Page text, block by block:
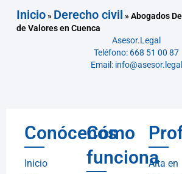
Inicio» Derecho civil »Abogados
de Valores en Cuenca
Asesor.Legal
Teléfono: 668 51 00 87
Email: info@asesor.legal
Conócenos
Inicio
Cómo
funcionaAlta en